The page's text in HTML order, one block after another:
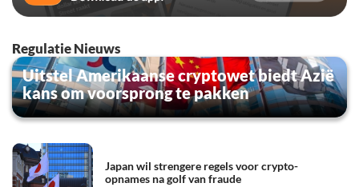
Regulatie Nieuws
Uitstel Amerikaanse cryptowet biedt Azië
kans om voorsprong te pakken
Japan wil strengere regels voor crypto-
opnames na golf van fraude